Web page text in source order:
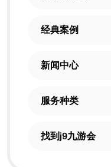
经典案例
新闻中心
服务种类
找到j9九游会